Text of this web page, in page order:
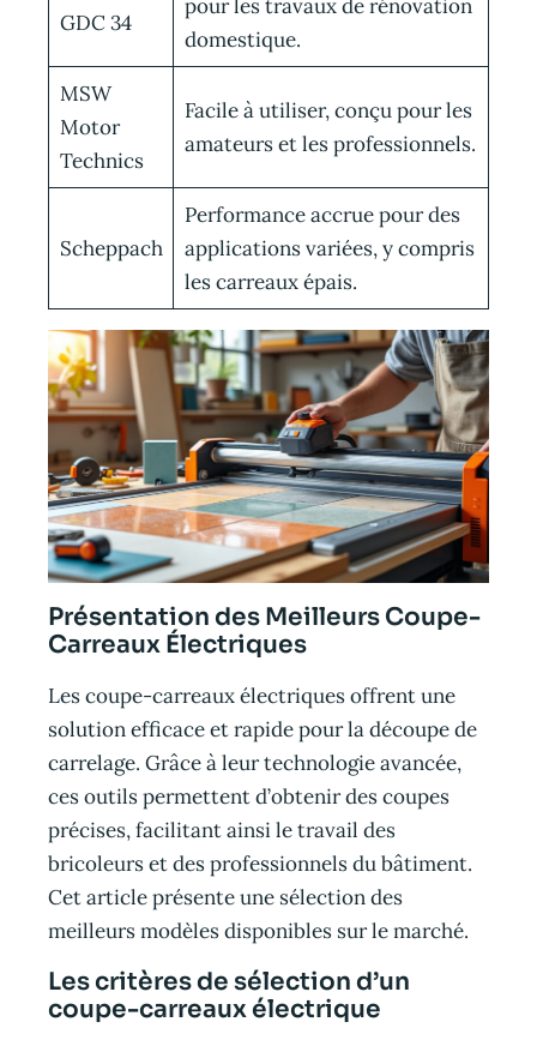
GDC 34
pour les travaux de rénovation
domestique.
MSW
Motor
Technics
Facile à utiliser, conçu pour les
amateurs et les professionnels.
Scheppach
Performance accrue pour des
applications variées, y compris
les carreaux épais.
Présentation des Meilleurs Coupe-
Carreaux Électriques
Les coupe-carreaux électriques offrent une
solution efficace et rapide pour la découpe de
carrelage. Grâce à leur technologie avancée,
ces outils permettent d’obtenir des coupes
précises, facilitant ainsi le travail des
bricoleurs et des professionnels du bâtiment.
Cet article présente une sélection des
meilleurs modèles disponibles sur le marché.
Les critères de sélection d’un
coupe-carreaux électrique